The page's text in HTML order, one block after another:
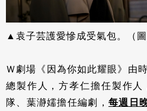
▲袁子芸護愛慘成受氣包。（圖
Ｗ劇場《因為你如此耀眼》由
總製作人，方孝仁擔任製作人
隊、葉瀞嬬擔任編劇， 每週日